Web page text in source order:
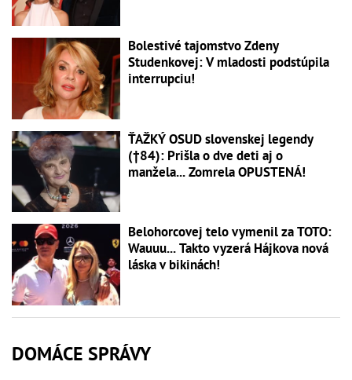
Bolestivé tajomstvo Zdeny
Studenkovej: V mladosti podstúpila
interrupciu!
ŤAŽKÝ OSUD slovenskej legendy
(†84): Prišla o dve deti aj o
manžela... Zomrela OPUSTENÁ!
Belohorcovej telo vymenil za TOTO:
Wauuu... Takto vyzerá Hájkova nová
láska v bikinách!
DOMÁCE SPRÁVY